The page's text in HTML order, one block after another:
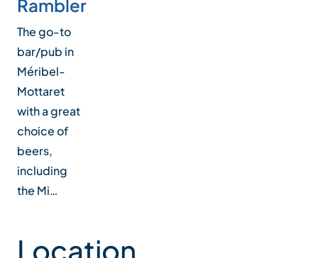
Rambler
The go-to
bar/pub in
Méribel-
Mottaret
with a great
choice of
beers,
including
the Mi…
Location